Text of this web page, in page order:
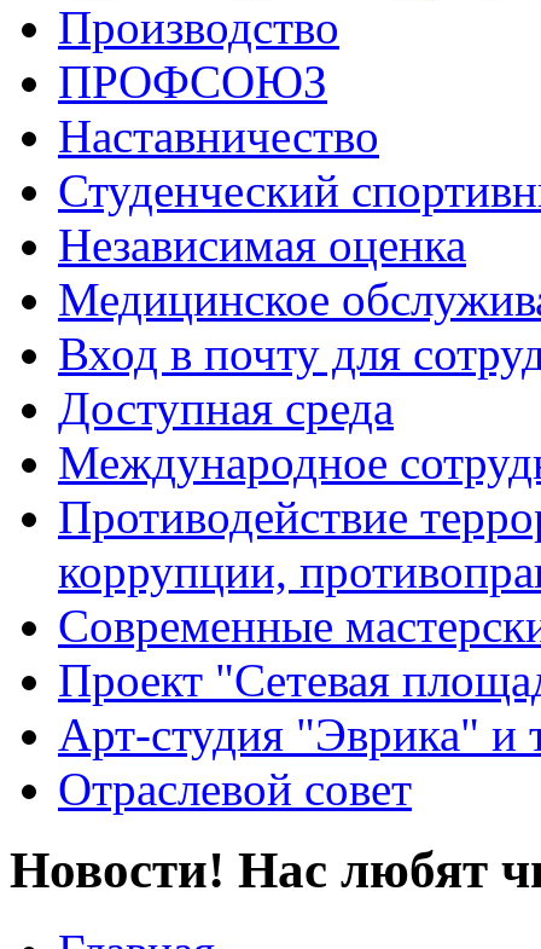
Производство
ПРОФСОЮЗ
Наставничество
Студенческий
Независимая оценка
Медицинское
Вход в почту для
Доступная среда
Международное
Противодействие
коррупции,
Современные
Проект "Сетевая
Арт-студия "Эврика" и
Отраслевой совет
Новости! Нас любят